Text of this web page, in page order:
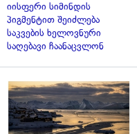
იისფერი სიმინდის
პიგმენტით შეიძლება
საკვების ხელოვნური
საღებავი ჩაანაცვლონ